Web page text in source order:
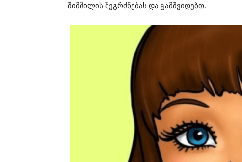
შიმშილის შეგრძნებას და გამშვიდებთ.